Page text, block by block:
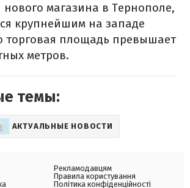
нового магазина в Тернополе,
крупнейшим на западе
торговая площадь превышает
метров.
темы:
АКТУАЛЬНЫЕ НОВОСТИ
Рекламодавцям
Правила користування
Політика конфіденційності